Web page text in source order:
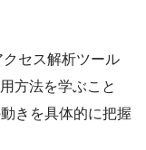
セス解析ツール
方法を学ぶこと
きを具体的に把握